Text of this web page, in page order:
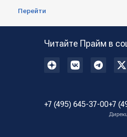
Перейти
Читайте Прайм в
+7 (495) 645-37-00+7